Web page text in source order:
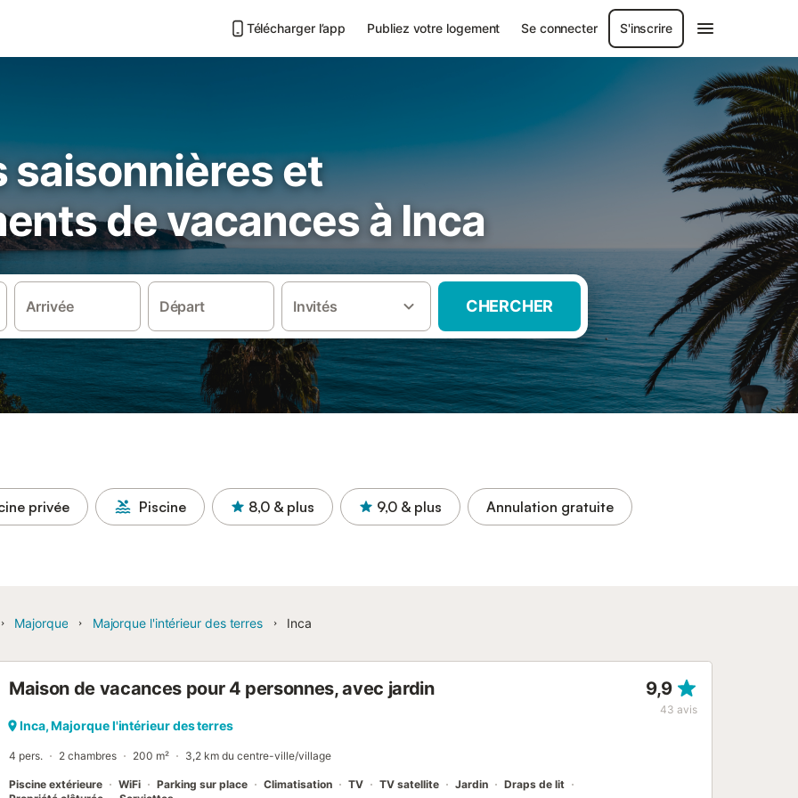
Télécharger l’app Publiez votre logement Se connecter S'inscrire
saisonnières et
de vacances à Inca
Arrivée Départ Invités CHERCHER
privée Piscine 8,0 & plus 9,0 & plus Annulation gratuite
Majorque Majorque l'intérieur des terres Inca
Maison de vacances pour 4 personnes, avec jardin 9,9
43 avis
Inca, Majorque l'intérieur des terres
4 pers. 2 chambres 200 m² 3,2 km du centre-ville/village
Piscine extérieure WiFi Parking sur place Climatisation TV TV satellite Jardin
Draps de lit